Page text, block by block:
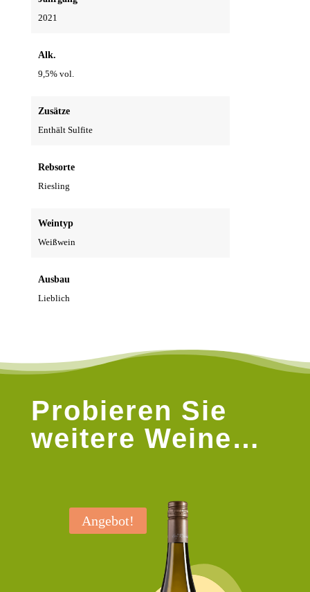
2021
Alk.
9,5% vol.
Zusätze
Enthält Sulfite
Rebsorte
Riesling
Weintyp
Weißwein
Ausbau
Lieblich
Probieren Sie
weitere Weine…
Angebot!